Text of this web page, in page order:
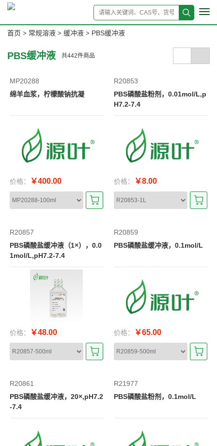
首页 > 常规溶液 > 缓冲液 > PBS缓冲液
PBS缓冲液 共442件商品
MP20288
绵羊血浆，柠檬酸钠抗凝
价格： ￥400.00
R20853
PBS磷酸盐粉剂，0.01mol/L,p
H7.2-7.4
价格： ￥8.00
R20857
PBS磷酸盐缓冲液（1×），0.0
1mol/L,pH7.2-7.4
价格： ￥48.00
R20859
PBS磷酸盐缓冲液，0.1mol/L
价格： ￥65.00
R20861
PBS磷酸盐缓冲液，20×,pH7.2
-7.4
R21977
PBS磷酸盐粉剂，0.1mol/L